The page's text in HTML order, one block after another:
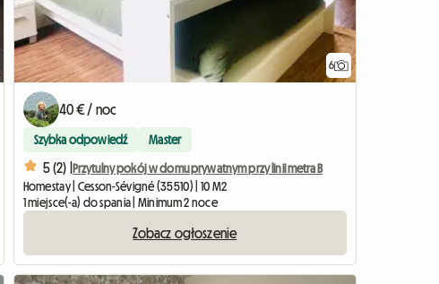
6
40 € / noc
Szybka odpowiedź Master
5 (2) |
Przytulny pokój w domu prywatnym przy linii metra B
Homestay | Cesson-Sévigné (35510) | 10 M2
1 miejsce(-a) do spania | Minimum 2 noce
Zobacz ogłoszenie